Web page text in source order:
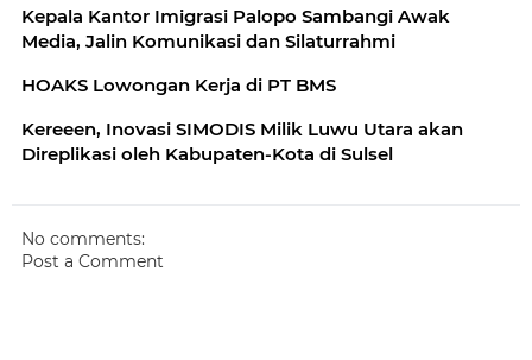
Kepala Kantor Imigrasi Palopo Sambangi Awak
Media, Jalin Komunikasi dan Silaturrahmi
HOAKS Lowongan Kerja di PT BMS
Kereeen, Inovasi SIMODIS Milik Luwu Utara akan
Direplikasi oleh Kabupaten-Kota di Sulsel
No comments:
Post a Comment